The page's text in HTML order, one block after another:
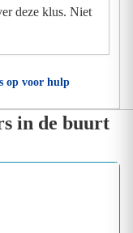
deze klus. Niet
op voor hulp
in de buurt